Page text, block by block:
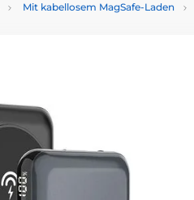
Mit kabellosem MagSafe-Laden